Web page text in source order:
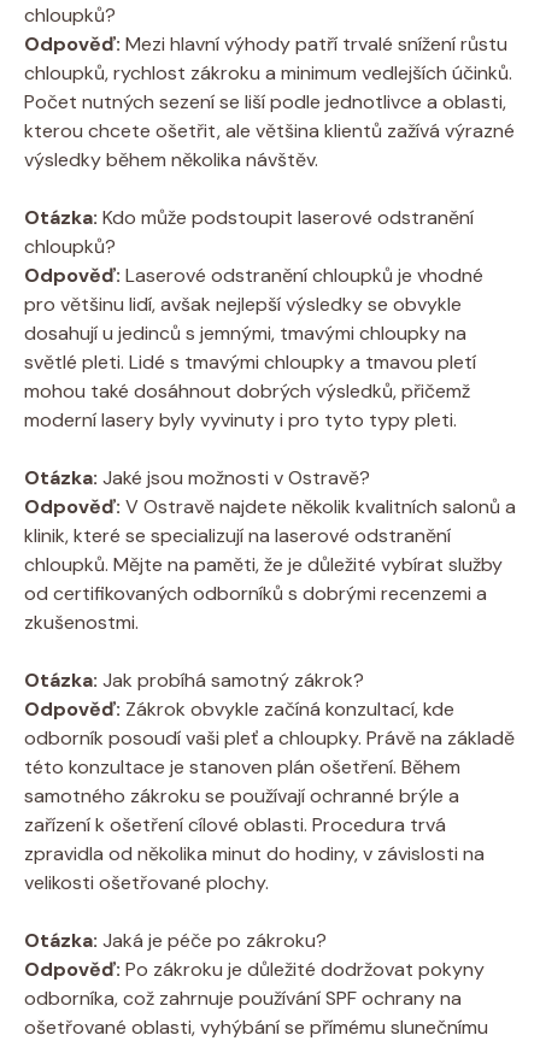
chloupků?
Odpověď: Mezi hlavní výhody patří trvalé snížení růstu
chloupků, rychlost zákroku a minimum vedlejších účinků.
Počet nutných sezení se liší podle jednotlivce a oblasti,
kterou chcete ošetřit, ale většina klientů zažívá výrazné
výsledky během několika návštěv.
Otázka: Kdo může podstoupit laserové odstranění
chloupků?
Odpověď: Laserové odstranění chloupků je vhodné
pro většinu lidí, avšak nejlepší výsledky se obvykle
dosahují u jedinců s jemnými, tmavými chloupky na
světlé pleti. Lidé s tmavými chloupky a tmavou pletí
mohou také dosáhnout dobrých výsledků, přičemž
moderní lasery byly vyvinuty i pro tyto typy pleti.
Otázka: Jaké jsou možnosti v Ostravě?
Odpověď: V Ostravě najdete několik kvalitních salonů a
klinik, které se specializují na laserové odstranění
chloupků. Mějte na paměti, že je důležité vybírat služby
od certifikovaných odborníků s dobrými recenzemi a
zkušenostmi.
Otázka: Jak probíhá samotný zákrok?
Odpověď: Zákrok obvykle začíná konzultací, kde
odborník posoudí vaši pleť a chloupky. Právě na základě
této konzultace je stanoven plán ošetření. Během
samotného zákroku se používají ochranné brýle a
zařízení k ošetření cílové oblasti. Procedura trvá
zpravidla od několika minut do hodiny, v závislosti na
velikosti ošetřované plochy.
Otázka: Jaká je péče po zákroku?
Odpověď: Po zákroku je důležité dodržovat pokyny
odborníka, což zahrnuje používání SPF ochrany na
ošetřované oblasti, vyhýbání se přímému slunečnímu